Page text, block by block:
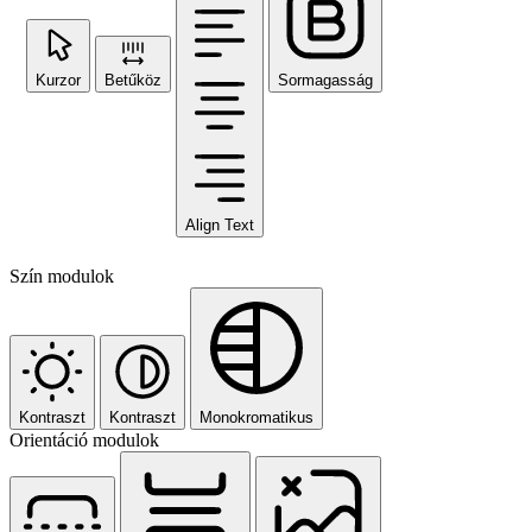
Kurzor Betűköz
Align Text
Sormagasság
Szín modulok
Kontraszt Kontraszt Monokromatikus
Orientáció modulok